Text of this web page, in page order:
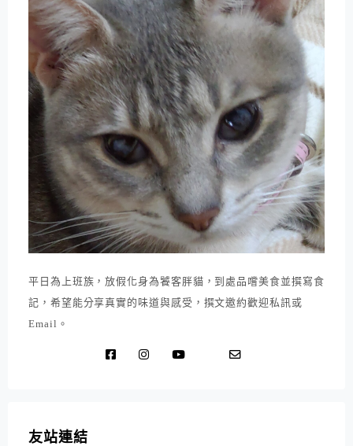
平日為上班族，放假化身為饕客胖貓，到處品嚐美食並撰寫食
記，希望能分享真實的味道與感受，撰文邀約歡迎私訊或
Email。
友站連結